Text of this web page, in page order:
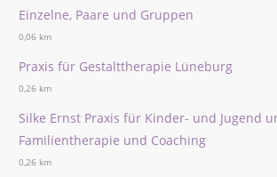
Einzelne, Paare und Gruppen
0,06 km
Praxis für Gestalttherapie Lüneburg
0,26 km
Silke Ernst Praxis für Kinder- und Jugend
Familientherapie und Coaching
0,26 km